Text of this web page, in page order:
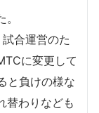
合運営のた
に変更して
と負けの様な
替わりなども